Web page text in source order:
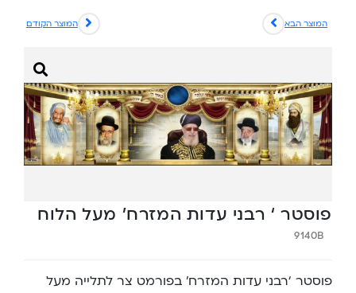
המוצר הקודם המוצר הבא
פוסטר ‘ רבני עדות המזרח’ מעל הלוח
9140B
פוסטר ‘רבני עדות המזרח’ בפורמט צר לתלייה מעל